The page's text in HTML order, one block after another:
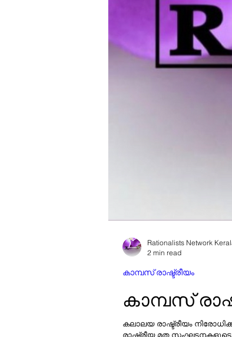
കലാലയ രാഷ്ട്രീയം നിരോധിക്കണം
രാഷ്ട്രീയ മത
കാമ്പസ് രാഷ്ട്രീയം
Rationalists Network
2 min read